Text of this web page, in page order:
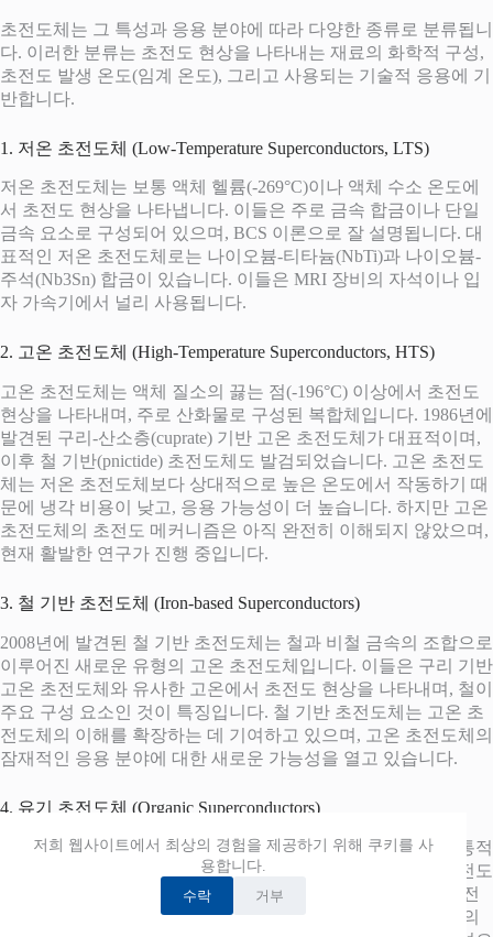
저희 웹사이트에서 최상의 경험을 제공하기 위해 쿠키를 사
용합니다.
수락 거부
초전도체는 그 특성과 응용 분야에 따라 다양한 종류로 분류됩니
다. 이러한 분류는 초전도 현상을 나타내는 재료의 화학적 구성,
초전도 발생 온도(임계 온도), 그리고 사용되는 기술적 응용에 기
반합니다.
1. 저온 초전도체 (Low-Temperature Superconductors, LTS)
저온 초전도체는 보통 액체 헬륨(-269°C)이나 액체 수소 온도에
서 초전도 현상을 나타냅니다. 이들은 주로 금속 합금이나 단일
금속 요소로 구성되어 있으며, BCS 이론으로 잘 설명됩니다. 대
표적인 저온 초전도체로는 나이오븀-티타늄(NbTi)과 나이오븀-
주석(Nb3Sn) 합금이 있습니다. 이들은 MRI 장비의 자석이나 입
자 가속기에서 널리 사용됩니다.
2. 고온 초전도체 (High-Temperature Superconductors, HTS)
고온 초전도체는 액체 질소의 끓는 점(-196°C) 이상에서 초전도
현상을 나타내며, 주로 산화물로 구성된 복합체입니다. 1986년에
발견된 구리-산소층(cuprate) 기반 고온 초전도체가 대표적이며,
이후 철 기반(pnictide) 초전도체도 발검되었습니다. 고온 초전도
체는 저온 초전도체보다 상대적으로 높은 온도에서 작동하기 때
문에 냉각 비용이 낮고, 응용 가능성이 더 높습니다. 하지만 고온
초전도체의 초전도 메커니즘은 아직 완전히 이해되지 않았으며,
현재 활발한 연구가 진행 중입니다.
3. 철 기반 초전도체 (Iron-based Superconductors)
2008년에 발견된 철 기반 초전도체는 철과 비철 금속의 조합으로
이루어진 새로운 유형의 고온 초전도체입니다. 이들은 구리 기반
고온 초전도체와 유사한 고온에서 초전도 현상을 나타내며, 철이
주요 구성 요소인 것이 특징입니다. 철 기반 초전도체는 고온 초
전도체의 이해를 확장하는 데 기여하고 있으며, 고온 초전도체의
잠재적인 응용 분야에 대한 새로운 가능성을 열고 있습니다.
4. 유기 초전도체 (Organic Superconductors)
유기 초전도체는 유기 분자로 구성된 초전도체로, 이들은 전통적
인 금속이나 산화물 기반 초전도체와 다른 독특한 구조와 초전도
메커니즘을 가집니다. 유기 초전도체는 주로 분자 결정 내의 전
자 대 전자 상호작용을 통해 초전도 상태를 형성합니다. 이들의